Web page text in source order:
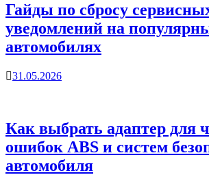
Гайды по сбросу
уведомлений на
автомобилях
31.05.2026
Как выбрать адаптер для
ошибок ABS и систем
автомобиля